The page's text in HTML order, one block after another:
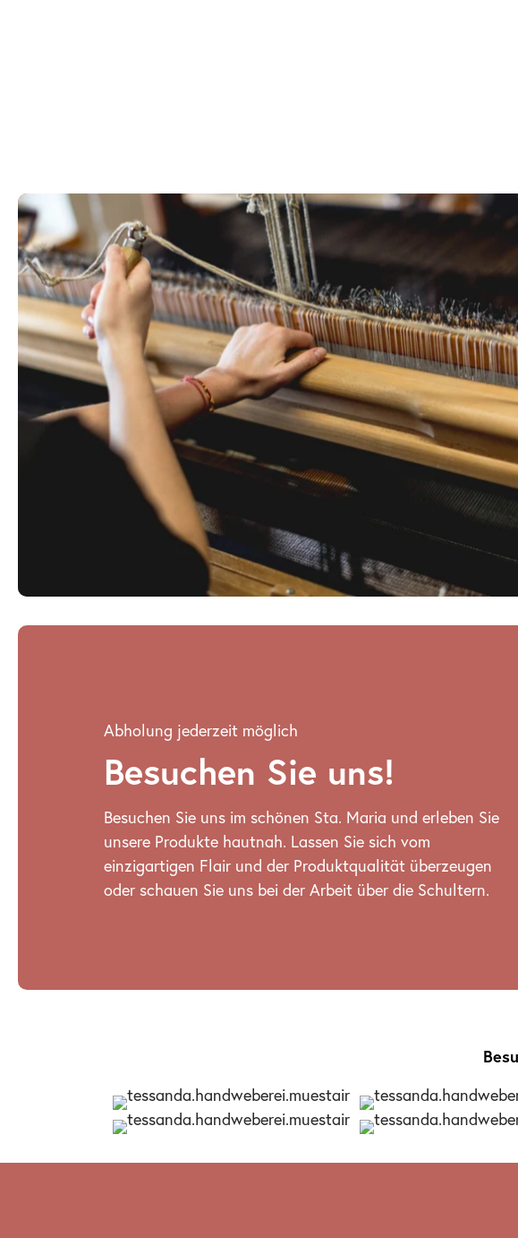
Abholung jederzeit möglich
Besuchen Sie uns!
Besuchen Sie uns im schönen Sta. Maria und erleben Sie
unsere Produkte hautnah. Lassen Sie sich vom
einzigartigen Flair und der Produktqualität überzeugen
oder schauen Sie uns bei der Arbeit über die Schultern.